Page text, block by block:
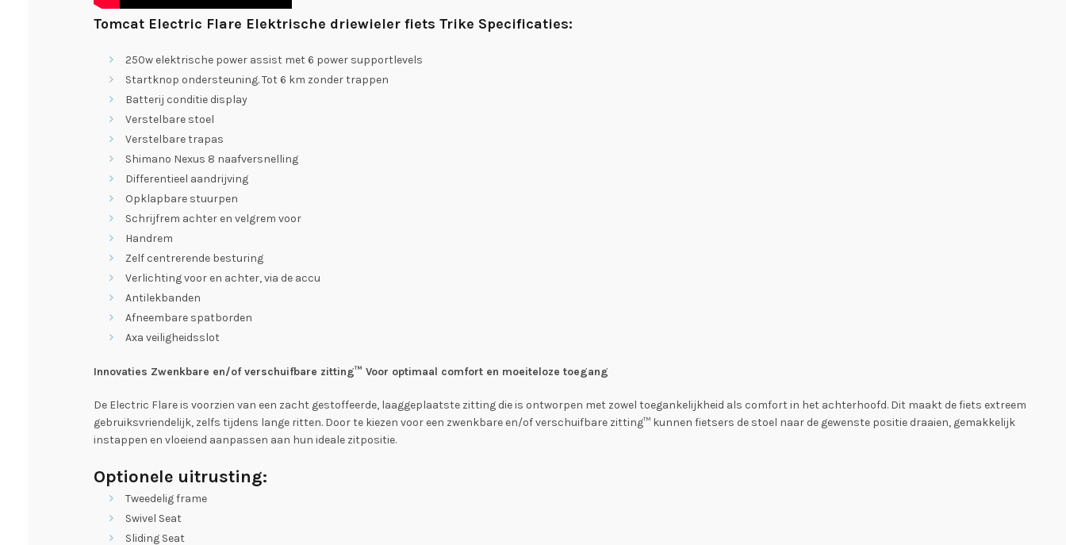
Tomcat Electric Flare Elektrische driewieler fiets Trike Specificaties:
250w elektrische power assist met 6 power supportlevels
Startknop ondersteuning. Tot 6 km zonder trappen
Batterij conditie display
Verstelbare stoel
Verstelbare trapas
Shimano Nexus 8 naafversnelling
Differentieel aandrijving
Opklapbare stuurpen
Schrijfrem achter en velgrem voor
Handrem
Zelf centrerende besturing
Verlichting voor en achter, via de accu
Antilekbanden
Afneembare spatborden
Axa veiligheidsslot
Innovaties Zwenkbare en/of verschuifbare zitting™ Voor optimaal comfort en moeiteloze toegang
De Electric Flare is voorzien van een zacht gestoffeerde, laaggeplaatste zitting die is ontworpen met zowel toegankelijkheid als comfort in het achterhoofd. Dit maakt de fiets extreem
gebruiksvriendelijk, zelfs tijdens lange ritten. Door te kiezen voor een zwenkbare en/of verschuifbare zitting™ kunnen fietsers de stoel naar de gewenste positie draaien, gemakkelijk
instappen en vloeiend aanpassen aan hun ideale zitpositie.
Optionele uitrusting:
Tweedelig frame
Swivel Seat
Sliding Seat